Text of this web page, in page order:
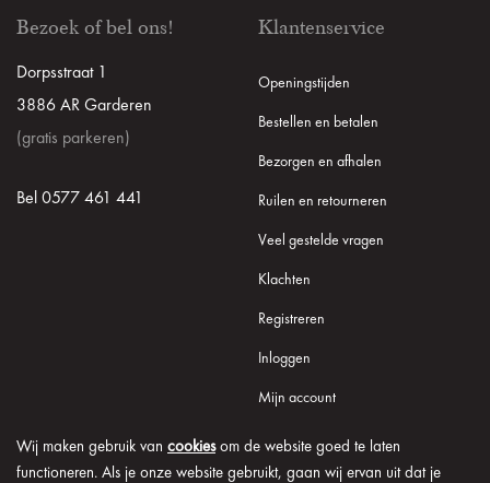
Wij maken gebruik van cookiesom de website goed te laten
functioneren. Als je onze website gebruikt, gaan wij ervan uit dat je
Bezoek of bel ons!
Dorpsstraat 1
3886 AR Garderen
(gratis parkeren)
Bel 0577 461 441
Klantenservice
Openingstijden
Bestellen en betalen
Bezorgen en afhalen
Ruilen en retourneren
Veel gestelde vragen
Klachten
Registreren
Inloggen
Mijn account